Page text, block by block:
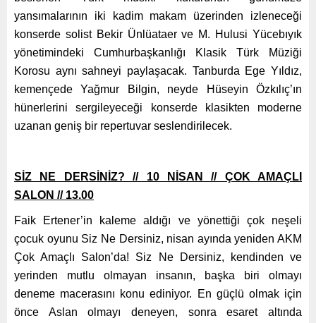
yansımalarının iki kadim makam üzerinden izleneceği
konserde solist Bekir Ünlüataer ve M. Hulusi Yücebıyık
yönetimindeki Cumhurbaşkanlığı Klasik Türk Müziği
Korosu aynı sahneyi paylaşacak. Tanburda Ege Yıldız,
kemençede Yağmur Bilgin, neyde Hüseyin Özkılıç’ın
hünerlerini sergileyeceği konserde klasikten moderne
uzanan geniş bir repertuvar seslendirilecek.
SİZ NE DERSİNİZ? // 10 NİSAN // ÇOK AMAÇLI
SALON // 13.00
Faik Ertener’in kaleme aldığı ve yönettiği çok neşeli
çocuk oyunu Siz Ne Dersiniz, nisan ayında yeniden AKM
Çok Amaçlı Salon’da! Siz Ne Dersiniz, kendinden ve
yerinden mutlu olmayan insanın, başka biri olmayı
deneme macerasını konu ediniyor. En güçlü olmak için
önce Aslan olmayı deneyen, sonra esaret altında